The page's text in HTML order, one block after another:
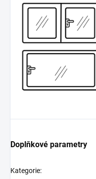
Doplňkové parametry
Kategorie: